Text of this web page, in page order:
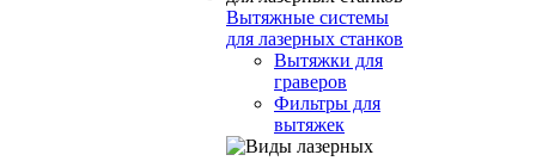
Вытяжные системы
для лазерных станков
Вытяжки для
граверов
Фильтры для
вытяжек